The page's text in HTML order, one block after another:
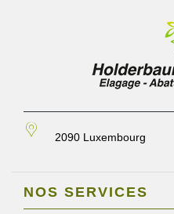
2090 Luxembourg
NOS SERVICES